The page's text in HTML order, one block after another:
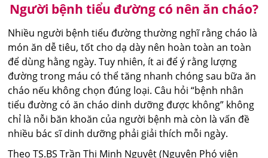
Người bệnh tiểu đường có nên ăn cháo?
Nhiều người bệnh tiểu đường thường nghĩ rằng cháo là
món ăn dễ tiêu, tốt cho dạ dày nên hoàn toàn an toàn
để dùng hằng ngày. Tuy nhiên, ít ai để ý rằng lượng
đường trong máu có thể tăng nhanh chóng sau bữa ăn
cháo nếu không chọn đúng loại. Câu hỏi “bệnh nhân
tiểu đường có ăn cháo dinh dưỡng được không” không
chỉ là nỗi băn khoăn của người bệnh mà còn là vấn đề
nhiều bác sĩ dinh dưỡng phải giải thích mỗi ngày.
Theo TS.BS Trần Thị Minh Nguyệt (Nguyên Phó viện